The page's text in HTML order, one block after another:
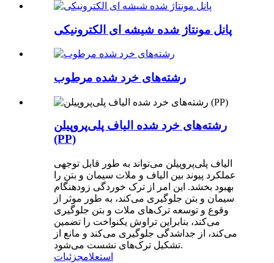
پانل مونتاژ شده شیشه ای الکترونیکی
رشته‌های خرد شده مرطوب
رشته‌های خرد شده الیاف پلی‌پروپیلن
(PP)
الیاف پلی‌پروپیلن می‌تواند به طور قابل توجهی
عملکرد پیوند بین الیاف و ملات سیمان و بتن را
بهبود بخشد. این امر از ترک خوردگی زودهنگام
سیمان و بتن جلوگیری می‌کند، به طور موثر از
وقوع و توسعه ترک‌های ملات و بتن جلوگیری
می‌کند، بنابراین تراوش یکنواخت را تضمین
می‌کند، از جداشدگی جلوگیری می‌کند و مانع از
تشکیل ترک‌های نشست می‌شود.
استعلامجزئیات